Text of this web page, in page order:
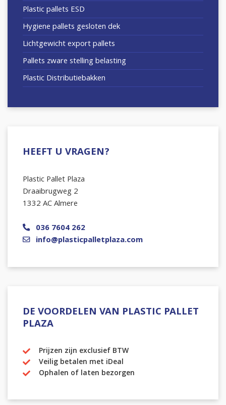
Plastic pallets ESD
Hygiene pallets gesloten dek
Lichtgewicht export pallets
Pallets zware stelling belasting
Plastic Distributiebakken
HEEFT U VRAGEN?
Plastic Pallet Plaza
Draaibrugweg 2
1332 AC Almere
036 7604 262
info@plasticpalletplaza.com
DE VOORDELEN VAN PLASTIC PALLET
PLAZA
Prijzen zijn exclusief BTW
Veilig betalen met iDeal
Ophalen of laten bezorgen